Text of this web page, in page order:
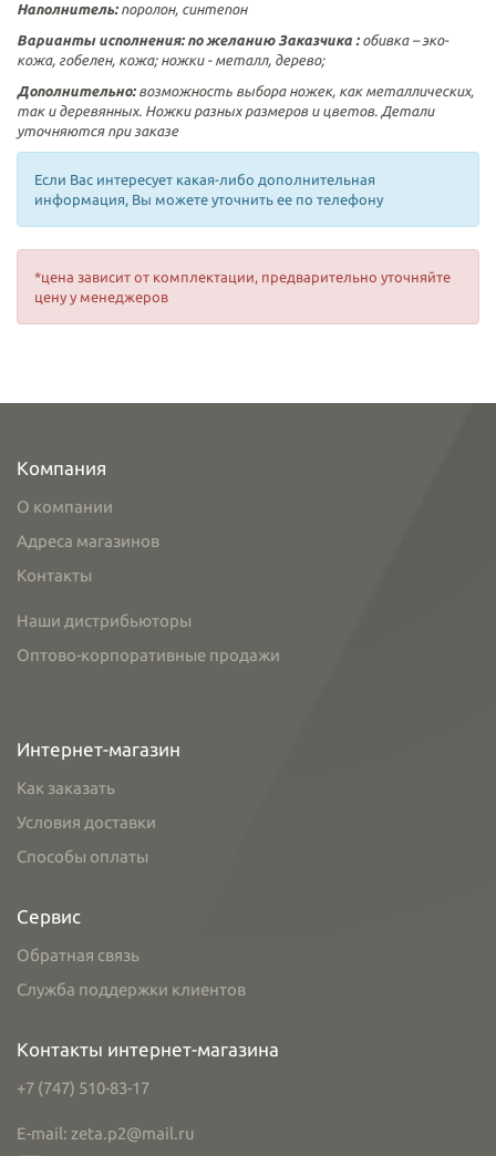
Наполнитель:поролон, синтепон
Варианты исполнения: по желанию Заказчика : обивка – эко-
кожа, гобелен, кожа; ножки - металл, дерево;
Дополнительно:возможность выбора ножек, как металлических,
так и деревянных. Ножки разных размеров и цветов. Детали
уточняются при заказе
Если Вас интересует какая-либо дополнительная
информация, Вы можете уточнить ее по телефону
*цена зависит от комплектации, предварительно уточняйте
цену у менеджеров
Компания
О компании
Адреса магазинов
Контакты
Наши дистрибьюторы
Оптово-корпоративные продажи
Интернет-магазин
Как заказать
Условия доставки
Способы оплаты
Сервис
Обратная связь
Служба поддержки клиентов
Контакты интернет-магазина
+7 (747) 510-83-17
E-mail: zeta.p2@mail.ru